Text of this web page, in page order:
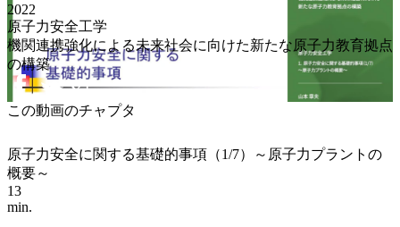
2022
原子力安全工学
機関連携強化による未来社会に向けた新たな原子力教育拠点
の構築
この動画のチャプタ
原子力安全に関する基礎的事項（1/7）～原子力プラントの
概要～
13
min.